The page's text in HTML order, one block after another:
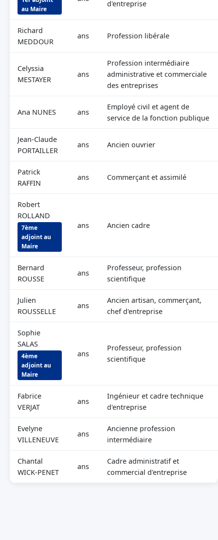
au Maire
d'entreprise
Richard
MEDDOUR
ans Profession libérale
Celyssia
MESTAYER
ans
Profession intermédiaire
administrative et commerciale
des entreprises
Ana NUNES ans
Employé civil et agent de
service de la fonction publique
Jean-Claude
PORTAILLER
ans Ancien ouvrier
Patrick
RAFFIN
ans Commerçant et assimilé
Robert
ROLLAND
7ème
adjoint au
Maire
ans Ancien cadre
Bernard
ROUSSE
ans
Professeur, profession
scientifique
Julien
ROUSSELLE
ans
Ancien artisan, commerçant,
chef d'entreprise
Sophie
SALAS
4ème
adjoint au
Maire
ans
Professeur, profession
scientifique
Fabrice
VERJAT
ans
Ingénieur et cadre technique
d'entreprise
Evelyne
VILLENEUVE
ans
Ancienne profession
intermédiaire
Chantal
WICK-PENET
ans
Cadre administratif et
commercial d'entreprise